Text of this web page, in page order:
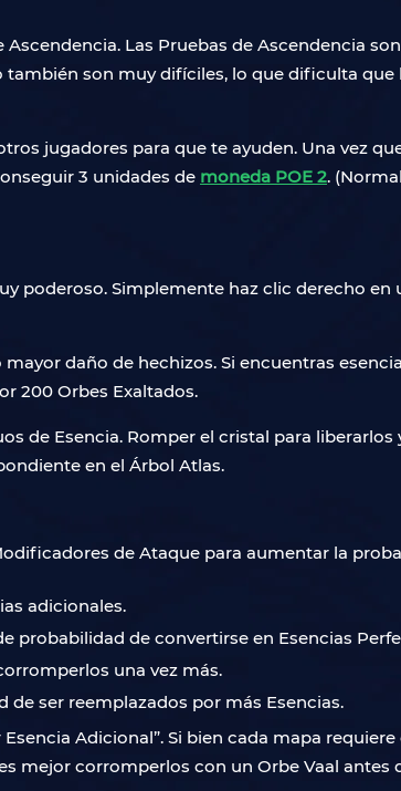
Las Pruebas de Ascendencia
también son muy difíciles, lo que dificulta que
jugadores para que te ayuden. Una vez
3 unidades de moneda POE 2.
poderoso. Simplemente haz clic derecho en
daño de hechizos. Si encuentras
200 Orbes Exaltados.
de Esencia. Romper el cristal para liberarlos
en el Árbol Atlas.
de Ataque para aumentar la
adicionales.
probabilidad de convertirse en Esencias
una vez más.
ser reemplazados por más Esencias.
Adicional”. Si bien cada mapa requiere
mejor corromperlos con un Orbe Vaal antes